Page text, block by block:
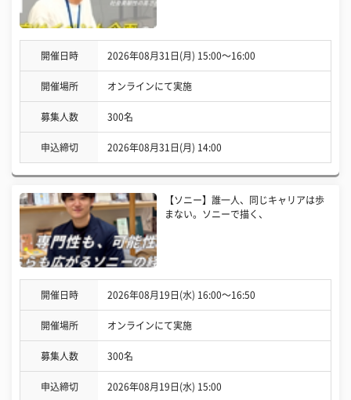
開催日時 2026年08月31日(月) 15:00〜16:00
開催場所 オンラインにて実施
募集人数 300名
申込締切 2026年08月31日(月) 14:00
【ソニー】誰一人、同じキャリアは歩
まない。ソニーで描く、
開催日時 2026年08月19日(水) 16:00〜16:50
開催場所 オンラインにて実施
募集人数 300名
申込締切 2026年08月19日(水) 15:00